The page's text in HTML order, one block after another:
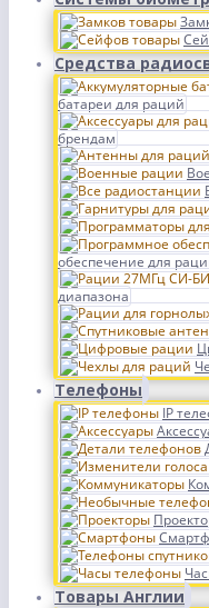
Средства
батареи для раций
брендам
обеспечение для
диапазона
Телефоны
IP
Товары Англии